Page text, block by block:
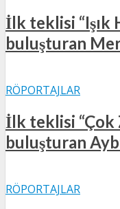
İlk teklisi “Işık
buluşturan
RÖPORTAJLAR
İlk teklisi “Çok
buluşturan
RÖPORTAJLAR